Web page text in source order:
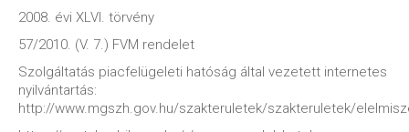
2008. évi XLVI. törvény
57/2010. (V. 7.) FVM rendelet
Szolgáltatás piacfelügeleti hatóság által vezetett internetes
nyilvántartás:
http://www.mgszh.gov.hu/szakteruletek/szakteruletek/